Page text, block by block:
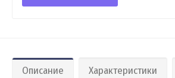
Описание Характеристики